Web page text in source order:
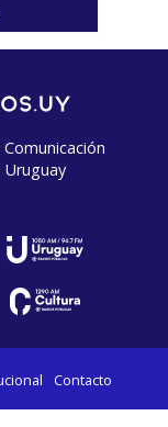
Uruguay
Contacto